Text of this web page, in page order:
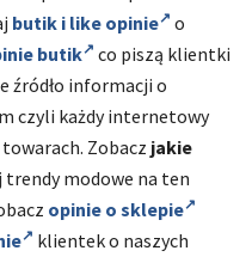
butik i like opinie
o
butik
co piszą klientki
źródło informacji o
czyli każdy internetowy
Zobacz jakie
modowe na ten
opinie o sklepie
klientek o naszych